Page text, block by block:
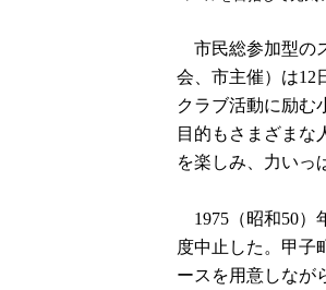
市民総参加型の
会、市主催）は12
クラブ活動に励む
目的もさまざまな
を楽しみ、力いっ
1975（昭和50）
度中止した。甲子
ースを用意しなが